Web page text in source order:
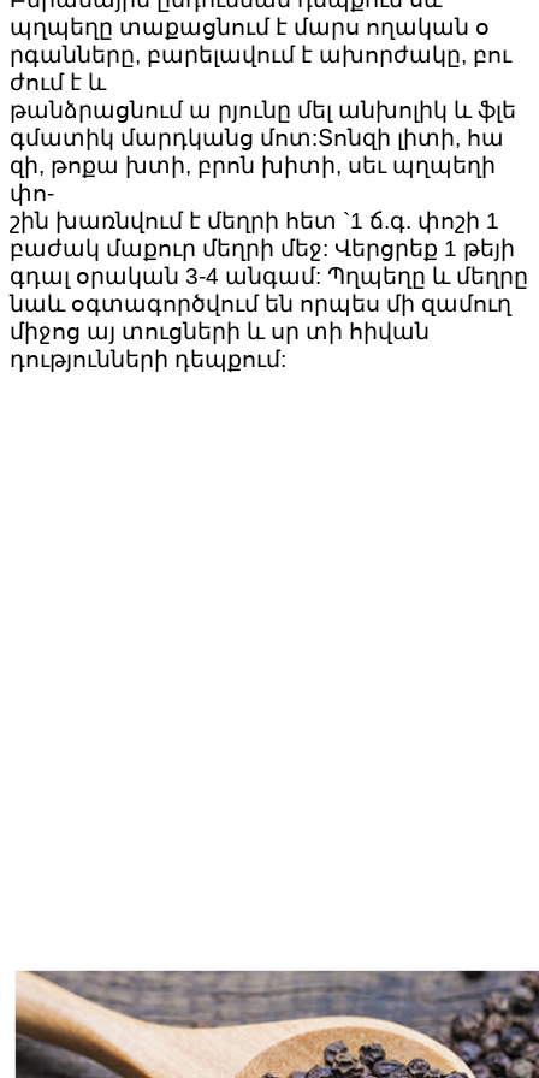
պղպեղը տաքացնում է մարս ողական օ
րգանները, բարելավում է ախորժակը, բու
ժում է և
թանձրացնում ա րյունը մել անխոլիկ և ֆլե
գմատիկ մարդկանց մոտ:Տոնզի լիտի, հա
զի, թոքա խտի, բրոն խիտի, սեւ պղպեղի
փո-
շին խառնվում է մեղրի հետ `1 ճ.գ. փոշի 1
բաժակ մաքուր մեղրի մեջ: Վերցրեք 1 թեյի
գդալ օրական 3-4 անգամ: Պղպեղը և մեղրը
նաև օգտագործվում են որպես մի զամուղ
միջոց այ տուցների և սր տի հիվան
դությունների դեպքում: